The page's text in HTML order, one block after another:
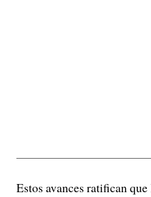
Estos avances ratifican